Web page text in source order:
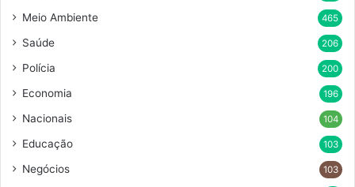
Meio Ambiente 465
Saúde 206
Polícia 200
Economia 196
Nacionais 104
Educação 103
Negócios 103